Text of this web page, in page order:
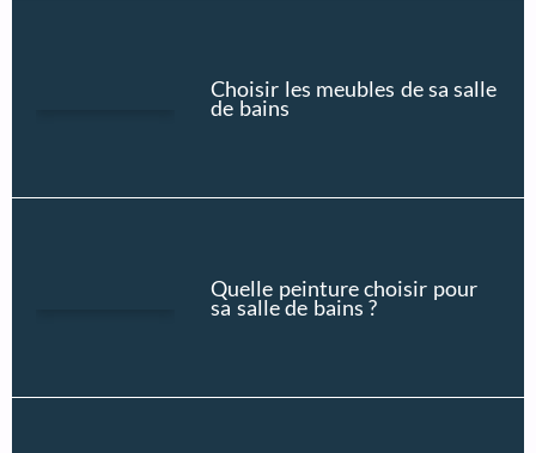
Choisir les meubles de sa salle
de bains
Quelle peinture choisir pour
sa salle de bains ?